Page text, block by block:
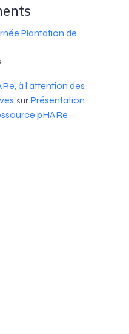
Plantation de
à l’attention des
sur Présentation
pHARe